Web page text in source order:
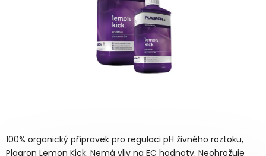
100% organický přípravek pro regulaci pH živného roztoku,
Plagron Lemon Kick. Nemá vliv na EC hodnoty. Neohrožuje